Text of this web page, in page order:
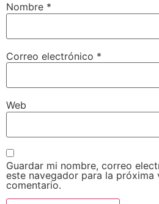
Nombre *
Correo electrónico *
Web
Guardar mi nombre, correo
este navegador para la próxima
comentario.